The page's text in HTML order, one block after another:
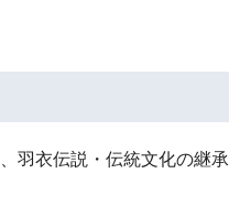
羽衣伝説・伝統文化の継